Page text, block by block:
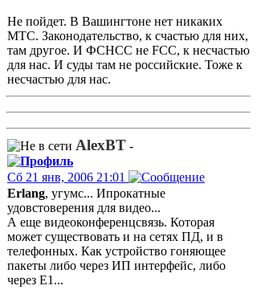
Не пойдет. В Вашингтоне нет никаких
МТС. Законодательство, к счастью для них,
там другое. И ФСНСС не FCC, к несчастью
для нас. И суды там не российские. Тоже к
несчастью для нас.
AlexBT -
Сб 21 янв, 2006 21:01
Erlang, угумс... Ипрокатные
удовстоверения для видео...
А еще видеоконференцсвязь. Которая
может существовать и на сетях ПД, и в
телефонных. Как устройство гоняющее
пакеты либо через ИП интерфейс, либо
через Е1...